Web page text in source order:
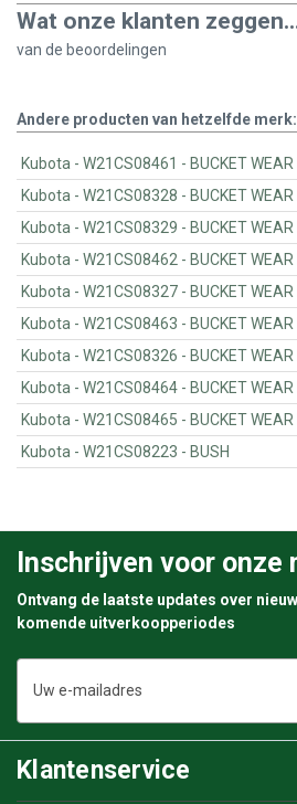
Wat onze klanten
van de beoordelingen
Andere producten van hetzelfde merk:
Kubota - W21CS08461 -
Kubota - W21CS08328 -
Kubota - W21CS08329 -
Kubota - W21CS08462 -
Kubota - W21CS08327 -
Kubota - W21CS08463 -
Kubota - W21CS08326 -
Kubota - W21CS08464 -
Kubota - W21CS08465 -
Kubota - W21CS08223 - BUSH
Inschrijven voor
Ontvang de laatste updates over
komende uitverkoopperiodes
mailadres
Klantenservice